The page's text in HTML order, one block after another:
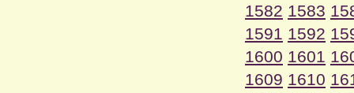
1582 1583
1591 1592
1600 1601
1609 1610